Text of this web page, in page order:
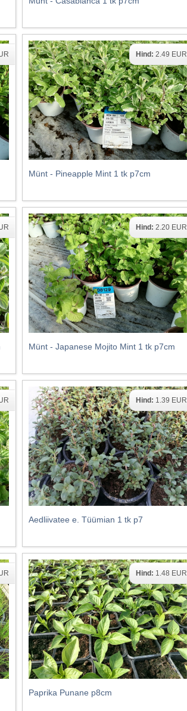
Münt - Pineapple Mint 1 tk p7cm
Hind: 2.49 EUR
Münt - Japanese Mojito Mint 1 tk p7cm
Hind: 2.20 EUR
Aedliivatee e. Tüümian 1 tk p7
Hind: 1.39 EUR
Paprika Punane p8cm
Hind: 1.48 EUR